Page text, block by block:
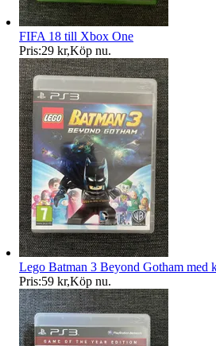
FIFA 18 till Xbox One
Pris:29 kr,Köp nu.
Lego Batman 3 Beyond Gotham med
Pris:59 kr,Köp nu.